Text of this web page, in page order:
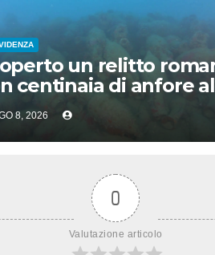
un relitto
centinaia di anfore al
di Mazara del Vallo
8, 2026
0
Valutazione articolo